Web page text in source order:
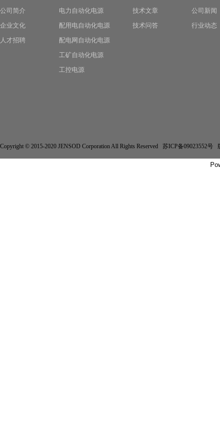
公司简介
企业文化
人才招聘
电力自动化电源
配用电自动化电源
配电网自动化电源
工矿自动化电源
工控电源
技术文章
技术问答
公司新闻
行业动态
Copyright © 2015-2020 JENSOD Corporation All Rights Reserved 苏ICP备09023552